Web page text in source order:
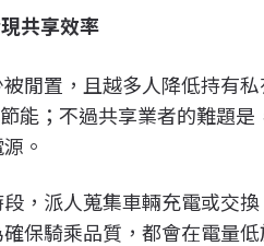
共享效率
閒置，且越多人降低持有
能；不過共享業者的難題
。
，派人蒐集車輛充電或交
保騎乘品質，都會在電量